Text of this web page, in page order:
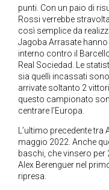
punti. Con un paio di
Rossi verrebbe
così semplice da
Jagoba Arrasate
interno contro il
Real Sociedad. Le
sia quelli incassati
arrivate soltanto 2
questo campionato
centrare l’Europa.
L’ultimo precedente tra
maggio 2022. Anche
baschi, che vinsero per
Alex Berenguer nel
ripresa.